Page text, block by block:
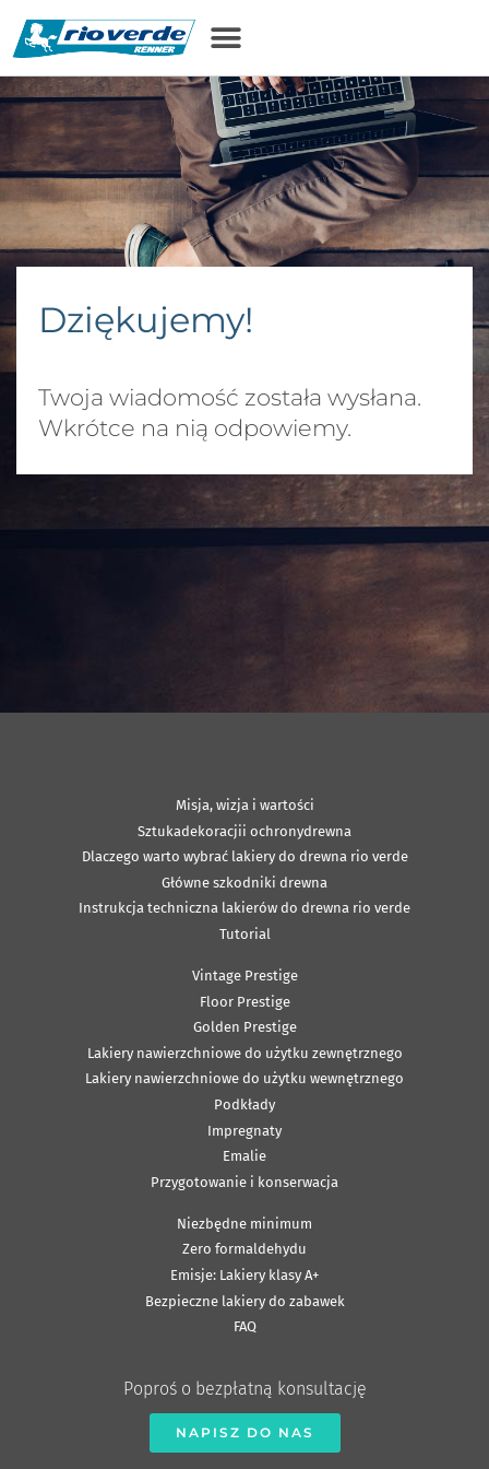
treści
Dziękujemy!
Twoja wiadomość została wysłana.
Wkrótce na nią odpowiemy.
Misja, wizja i wartości
Sztukadekoracjii ochronydrewna
Dlaczego warto wybrać lakiery do drewna rio verde
Główne szkodniki drewna
Instrukcja techniczna lakierów do drewna rio verde
Tutorial
Vintage Prestige
Floor Prestige
Golden Prestige
Lakiery nawierzchniowe do użytku zewnętrznego
Lakiery nawierzchniowe do użytku wewnętrznego
Podkłady
Impregnaty
Emalie
Przygotowanie i konserwacja
Niezbędne minimum
Zero formaldehydu
Emisje: Lakiery klasy A+
Bezpieczne lakiery do zabawek
FAQ
Poproś o bezpłatną konsultację
NAPISZ DO NAS